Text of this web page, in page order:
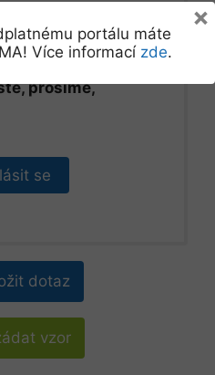
pouze pro
prosíme,
se
dotaz
vzor
portálu máte
Více informací zde.
×